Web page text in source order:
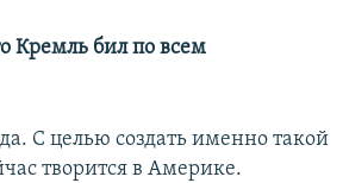
Кремль бил по всем
С целью создать именно такой
творится в Америке.